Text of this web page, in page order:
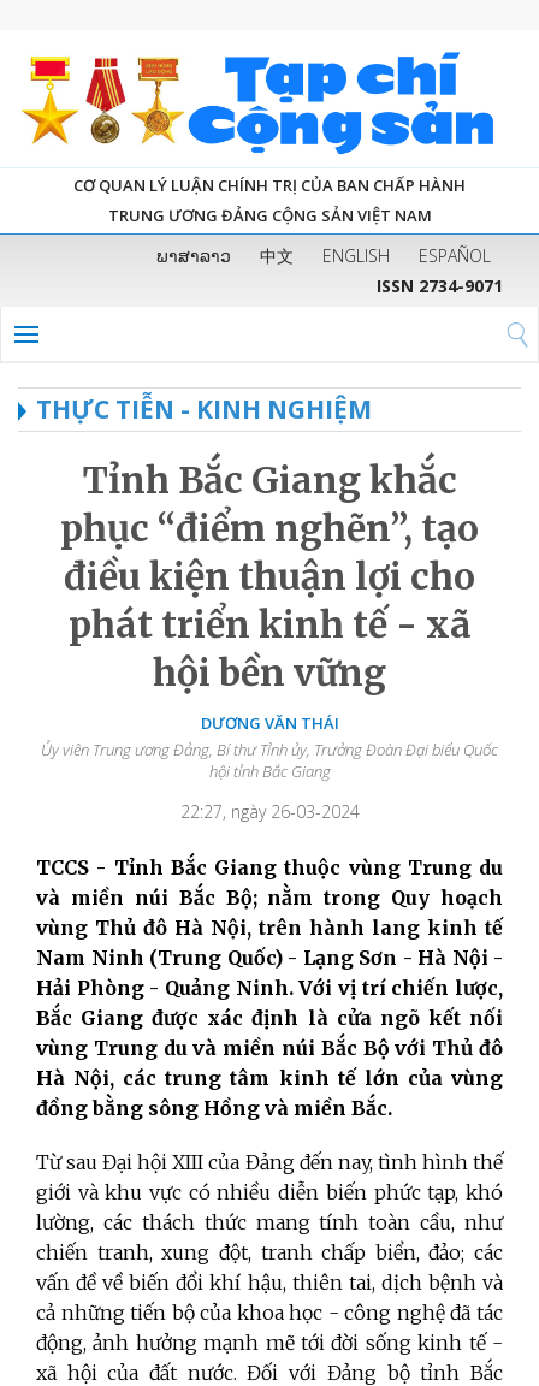
CƠ QUAN LÝ LUẬN CHÍNH TRỊ CỦA BAN CHẤP HÀNH
TRUNG ƯƠNG ĐẢNG CỘNG SẢN VIỆT NAM
ພາສາລາວ 中文 ENGLISH
ESPAÑOL
ISSN 2734-9071
THỰC TIỄN - KINH NGHIỆM
Tỉnh Bắc Giang khắc
phục “điểm nghẽn”, tạo
điều kiện thuận lợi cho
phát triển kinh tế - xã
hội bền vững
DƯƠNG VĂN THÁI
Ủy viên Trung ương Đảng, Bí thư Tỉnh ủy, Trưởng Đoàn Đại biểu Quốc
hội tỉnh Bắc Giang
22:27, ngày 26-03-2024
TCCS - Tỉnh Bắc Giang thuộc vùng Trung du
và miền núi Bắc Bộ; nằm trong Quy hoạch
vùng Thủ đô Hà Nội, trên hành lang kinh tế
Nam Ninh (Trung Quốc) - Lạng Sơn - Hà Nội -
Hải Phòng - Quảng Ninh. Với vị trí chiến lược,
Bắc Giang được xác định là cửa ngõ kết nối
vùng Trung du và miền núi Bắc Bộ với Thủ đô
Hà Nội, các trung tâm kinh tế lớn của vùng
đồng bằng sông Hồng và miền Bắc.
Từ sau Đại hội XIII của Đảng đến nay, tình hình thế
giới và khu vực có nhiều diễn biến phức tạp, khó
lường, các thách thức mang tính toàn cầu, như
chiến tranh, xung đột, tranh chấp biển, đảo; các
vấn đề về biến đổi khí hậu, thiên tai, dịch bệnh và
cả những tiến bộ của khoa học - công nghệ đã tác
động, ảnh hưởng mạnh mẽ tới đời sống kinh tế -
xã hội của đất nước. Đối với Đảng bộ tỉnh Bắc